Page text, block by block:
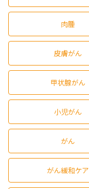
肉腫
皮膚がん
甲状腺がん
小児がん
がん
がん緩和ケア